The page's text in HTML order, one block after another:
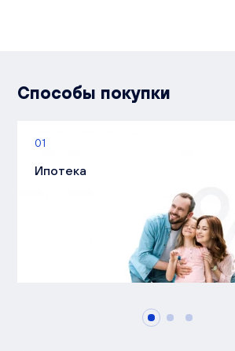
Способы покупки
01
Ипотека